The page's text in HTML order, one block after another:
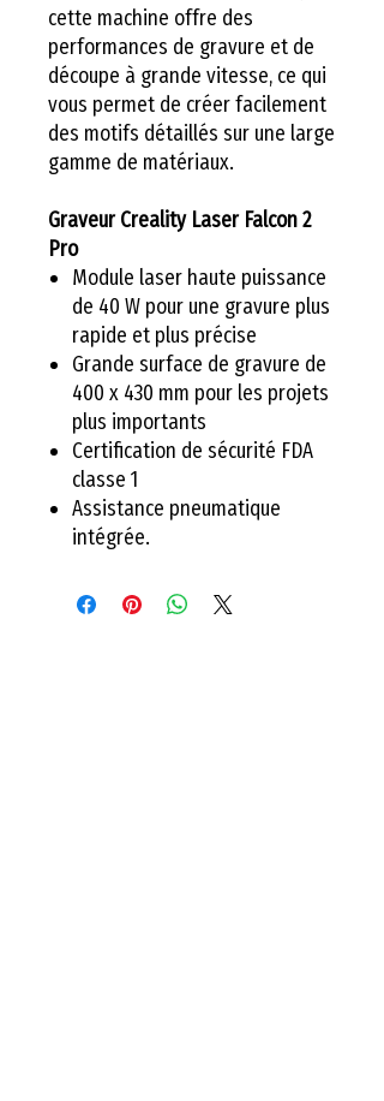
cette machine offre des
performances de gravure et de
découpe à grande vitesse, ce qui
vous permet de créer facilement
des motifs détaillés sur une large
gamme de matériaux.
Graveur Creality Laser Falcon 2
Pro
Module laser haute puissance
de 40 W pour une gravure plus
rapide et plus précise
Grande surface de gravure de
400 x 430 mm pour les projets
plus importants
Certification de sécurité FDA
classe 1
Assistance pneumatique
intégrée.